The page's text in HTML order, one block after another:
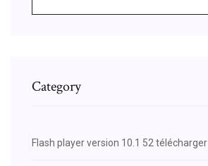
Category
Flash player version 10.1 52 télécharger